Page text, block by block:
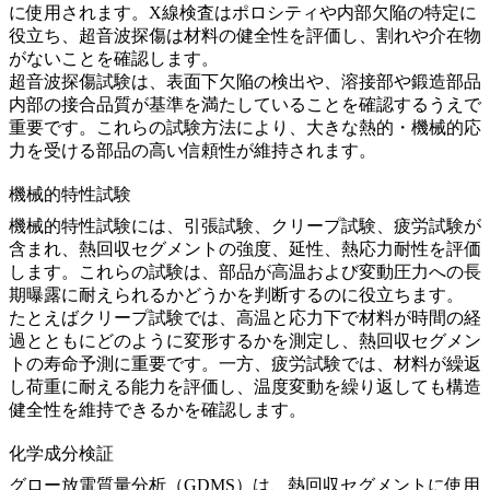
に使用されます。X線検査はポロシティや内部欠陥の特定に
役立ち、超音波探傷は材料の健全性を評価し、割れや介在物
がないことを確認します。
超音波探傷試験は、表面下欠陥の検出や、溶接部や鍛造部品
内部の接合品質が基準を満たしていることを確認するうえで
重要です。これらの試験方法により、大きな熱的・機械的応
力を受ける部品の高い信頼性が維持されます。
機械的特性試験
機械的特性試験には、引張試験、クリープ試験、疲労試験が
含まれ、熱回収セグメントの強度、延性、熱応力耐性を評価
します。これらの試験は、部品が高温および変動圧力への長
期曝露に耐えられるかどうかを判断するのに役立ちます。
たとえばクリープ試験では、高温と応力下で材料が時間の経
過とともにどのように変形するかを測定し、熱回収セグメン
トの寿命予測に重要です。一方、 疲労試験では、材料が繰返
し荷重に耐える能力を評価し、温度変動を繰り返しても構造
健全性を維持できるかを確認します。
化学成分検証
グロー放電質量分析（GDMS） は、熱回収セグメントに使用